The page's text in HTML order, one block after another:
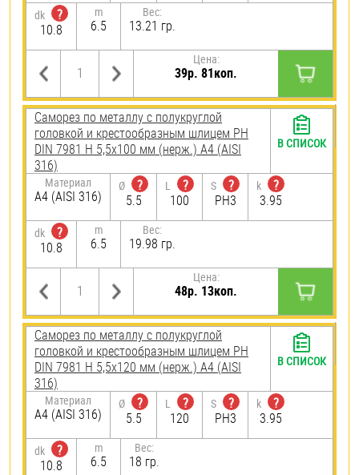
dk
?
10.8
m
6.5
Вес:
13.21 гр.
Цена:
39р. 81коп.
Саморез по металлу с полукруглой
головкой и крестообразным шлицем PH
DIN 7981 H 5,5х100 мм (нерж.) A4 (AISI
316)
Материал
A4 (AISI 316)
Ø
?
5.5
L
?
100
S
?
PH3
k
?
3.95
dk
?
10.8
m
6.5
Вес:
19.98 гр.
Цена:
48р. 13коп.
В СПИСОК
Саморез по металлу с полукруглой
головкой и крестообразным шлицем PH
DIN 7981 H 5,5х120 мм (нерж.) A4 (AISI
316)
Материал
A4 (AISI 316)
Ø
?
5.5
L
?
120
S
?
PH3
k
?
3.95
dk
?
10.8
m
6.5
Вес:
18 гр.
В СПИСОК